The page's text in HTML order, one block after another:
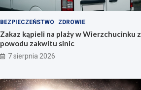
BEZPIECZEŃSTWO ZDROWIE
Zakaz kąpieli na plaży w Wierzchucinku z
powodu zakwitu sinic
7 sierpnia 2026